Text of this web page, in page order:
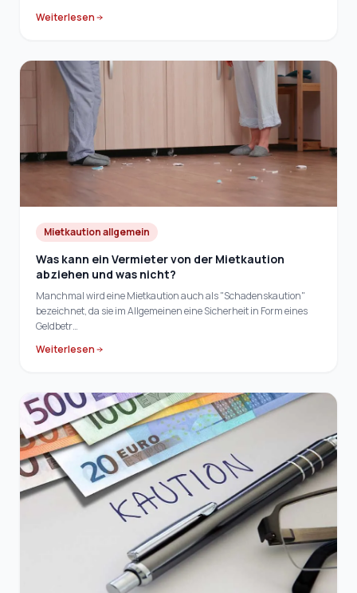
Weiterlesen
Mietkaution allgemein
Was kann ein Vermieter von der Mietkaution
abziehen und was nicht?
Manchmal wird eine Mietkaution auch als "Schadenskaution"
bezeichnet, da sie im Allgemeinen eine Sicherheit in Form eines
Geldbetr…
Weiterlesen